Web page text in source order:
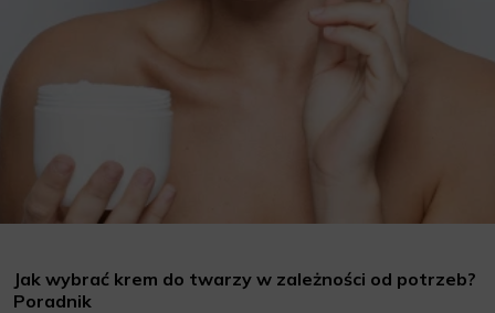
Jak wybrać krem do twarzy w zależności od potrzeb?
Poradnik